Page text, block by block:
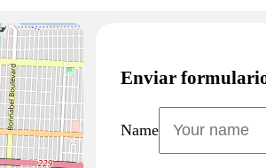
Enviar
Name